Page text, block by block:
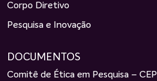
Corpo Diretivo
Pesquisa e Inovação
DOCUMENTOS
Comitê de Ética em Pesquisa – CEP